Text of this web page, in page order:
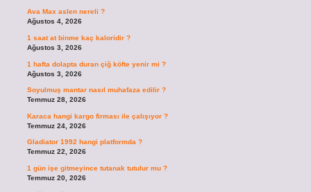
Ava Max aslen nereli ?
Ağustos 4, 2026
1 saat at binme kaç kaloridir ?
Ağustos 3, 2026
1 hafta dolapta duran çiğ köfte yenir mi ?
Ağustos 3, 2026
Soyulmuş mantar nasıl muhafaza edilir ?
Temmuz 28, 2026
Karaca hangi kargo firması ile çalışıyor ?
Temmuz 24, 2026
Gladiator 1992 hangi platformda ?
Temmuz 22, 2026
1 gün işe gitmeyince tutanak tutulur mu ?
Temmuz 20, 2026